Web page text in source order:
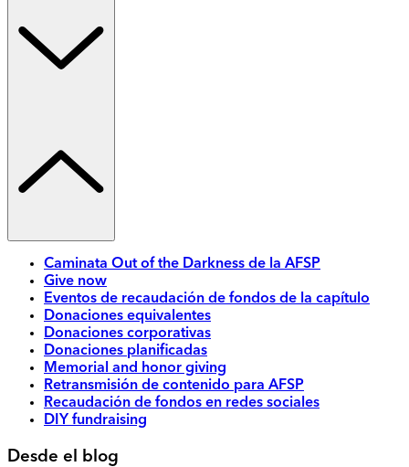
Caminata Out of the Darkness de la AFSP
Give now
Eventos de recaudación de fondos de la capítulo
Donaciones equivalentes
Donaciones corporativas
Donaciones planificadas
Memorial and honor giving
Retransmisión de contenido para AFSP
Recaudación de fondos en redes sociales
DIY fundraising
Desde el blog